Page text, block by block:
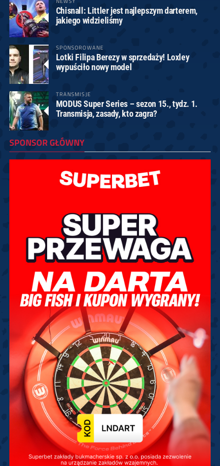
Chisnall: Littler jest najlepszym darterem,
jakiego widzieliśmy
SPONSOROWANE
Lotki Filipa Berezy w sprzedaży! Loxley
wypuściło nowy model
TRANSMISJE
MODUS Super Series – sezon 15., tydz. 1.
Transmisja, zasady, kto zagra?
SPONSOR GŁÓWNY